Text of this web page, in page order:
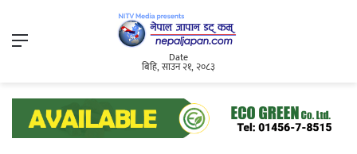
Menu
Date
बिहि, साउन २१, २०८३